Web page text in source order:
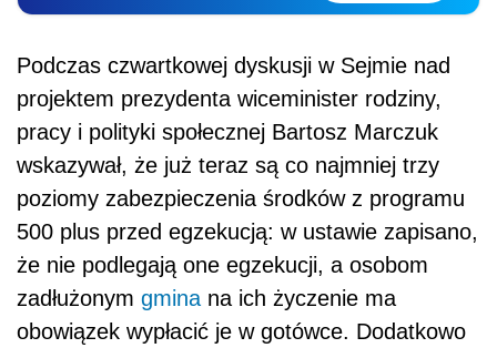
Podczas czwartkowej dyskusji w Sejmie nad
projektem prezydenta wiceminister rodziny,
pracy i polityki społecznej Bartosz Marczuk
wskazywał, że już teraz są co najmniej trzy
poziomy zabezpieczenia środków z programu
500 plus przed egzekucją: w ustawie zapisano,
że nie podlegają one egzekucji, a osobom
zadłużonym gmina na ich życzenie ma
obowiązek wypłacić je w gotówce. Dodatkowo